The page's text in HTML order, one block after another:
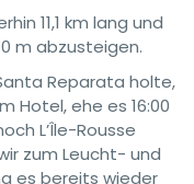
11,1 km lang und
m abzusteigen.
Reparata holte,
Hotel, ehe es 16:00
L’Île-Rousse
zum Leucht- und
es bereits wieder